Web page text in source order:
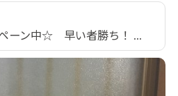
ーン中☆ 早い者勝ち！ ...